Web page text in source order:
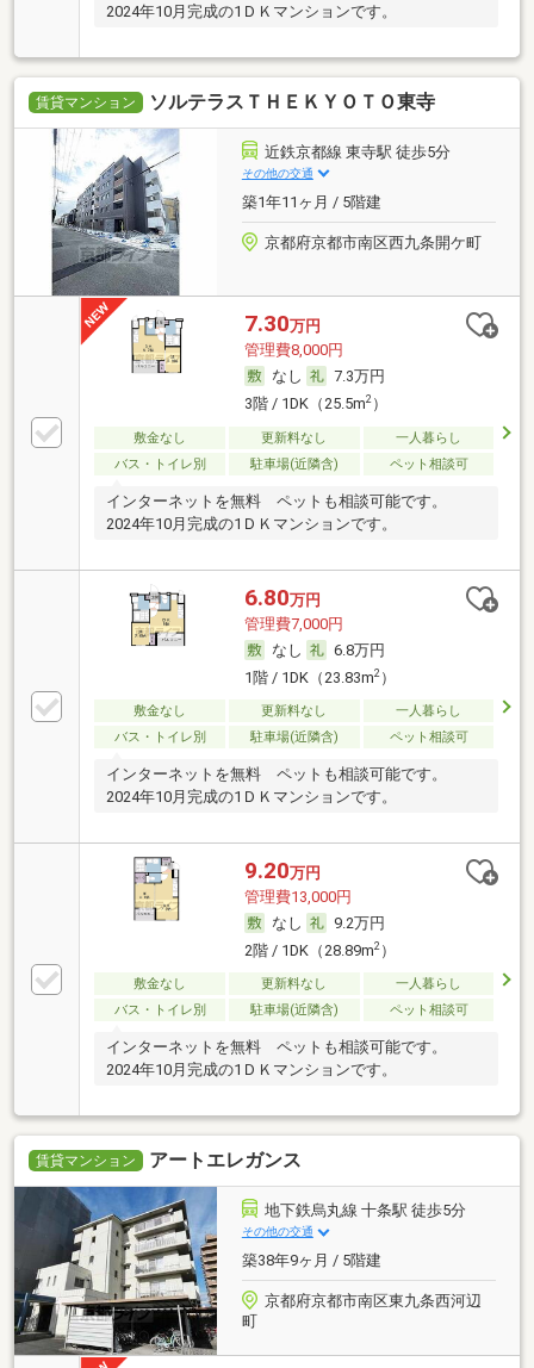
2024年10月完成の1ＤＫマンションです。
賃貸マンション ソルテラスＴＨＥＫＹＯＴＯ東寺
近鉄京都線 東寺駅 徒歩5分
その他の交通
築1年11ヶ月 / 5階建
京都府京都市南区西九条開ケ町
7.30万円
管理費8,000円
なし
7.3万円
3階 / 1DK（25.5m2）
敷金なし 更新料なし
一人暮らし
バス・トイレ別
駐車場(近隣含) ペット相談可
インターネットを無料 ペットも相談可能です。
2024年10月完成の1ＤＫマンションです。
6.80万円
管理費7,000円
なし
6.8万円
1階 / 1DK（23.83m2）
敷金なし 更新料なし
一人暮らし
バス・トイレ別
駐車場(近隣含) ペット相談可
インターネットを無料 ペットも相談可能です。
2024年10月完成の1ＤＫマンションです。
9.20万円
管理費13,000円
なし
9.2万円
2階 / 1DK（28.89m2）
敷金なし 更新料なし
一人暮らし
バス・トイレ別
駐車場(近隣含) ペット相談可
インターネットを無料 ペットも相談可能です。
2024年10月完成の1ＤＫマンションです。
賃貸マンション アートエレガンス
地下鉄烏丸線 十条駅 徒歩5分
その他の交通
築38年9ヶ月 / 5階建
京都府京都市南区東九条西河辺
町